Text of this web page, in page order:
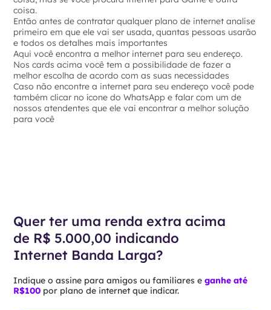
coisa.
Então antes de contratar qualquer plano de internet analise
primeiro em que ele vai ser usada, quantas pessoas usarão
e todos os detalhes mais importantes
Aqui você encontra a melhor internet para seu endereço.
Nos cards acima você tem a possibilidade de fazer a
melhor escolha de acordo com as suas necessidades
Caso não encontre a internet para seu endereço você pode
também clicar no ícone do WhatsApp e falar com um de
nossos atendentes que ele vai encontrar a melhor solução
para você
Quer ter uma renda extra acima
de R$ 5.000,00 indicando
Internet Banda Larga?
Indique o assine para amigos ou familiares eganhe até
R$100 por plano de internet que indicar.